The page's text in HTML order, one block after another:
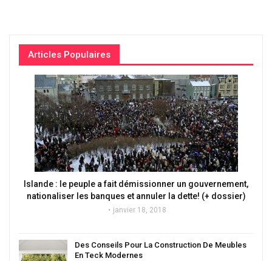
Articles Populaires
Islande : le peuple a fait démissionner un gouvernement,
nationaliser les banques et annuler la dette! (+ dossier)
janvier 18, 2018
Des Conseils Pour La Construction De Meubles
En Teck Modernes